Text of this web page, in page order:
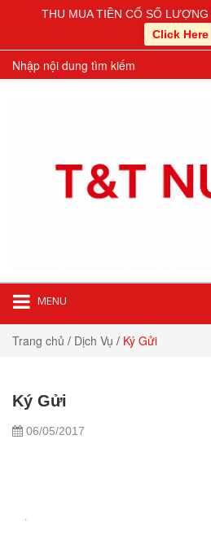
MENU
Trang chủ / Dịch Vụ / Ký Gửi
Ký Gửi
06/05/2017
THU MUA TIỀN CỔ SỐ
Click Here